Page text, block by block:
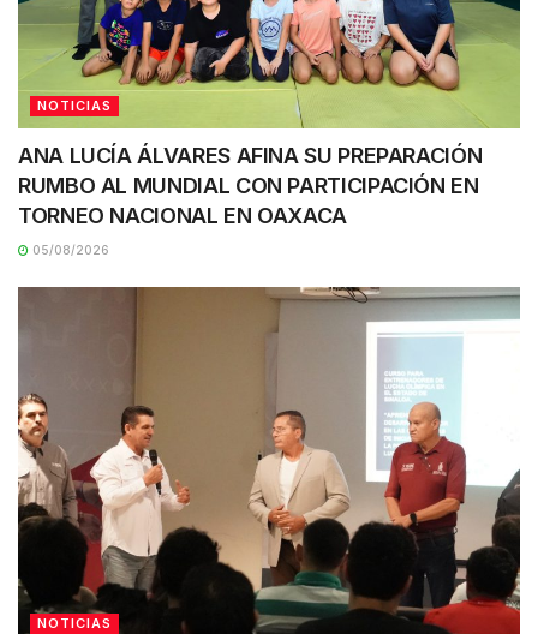
NOTICIAS
ANA LUCÍA ÁLVARES AFINA SU PREPARACIÓN
RUMBO AL MUNDIAL CON PARTICIPACIÓN EN
TORNEO NACIONAL EN OAXACA
05/08/2026
NOTICIAS